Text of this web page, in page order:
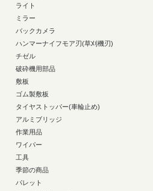
ライト
ミラー
バックカメラ
ハンマーナイフモア刃(草刈機刃)
チゼル
破砕機用部品
敷板
ゴム製敷板
タイヤストッパー(車輪止め)
アルミブリッジ
作業用品
ワイパー
工具
季節の商品
パレット